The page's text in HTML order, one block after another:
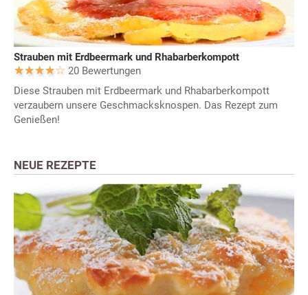
Strauben mit Erdbeermark und Rhabarberkompott
20 Bewertungen
Diese Strauben mit Erdbeermark und Rhabarberkompott
verzaubern unsere Geschmacksknospen. Das Rezept zum
Genießen!
NEUE REZEPTE